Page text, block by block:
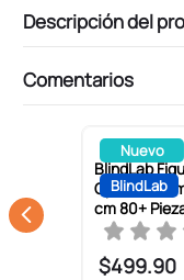
Descripción del
Comentarios
Nuevo
BlindLab
BlindLab
Optimus
cm 80+
$499.90